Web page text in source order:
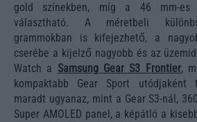
gold színekben, míg a 46 mm-es
választható. A méretbeli
grammokban is kifejezhető, a
cserébe a kijelző nagyobb és az
Watch a Samsung Gear S3 Frontier,
kompaktabb Gear Sport
maradt ugyanaz, mint a Gear S3-nál,
Super AMOLED panel, a képátló a